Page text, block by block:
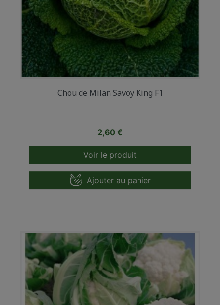
Chou de Milan Savoy King F1
Prix
2,60 €
Voir le produit
Ajouter au panier